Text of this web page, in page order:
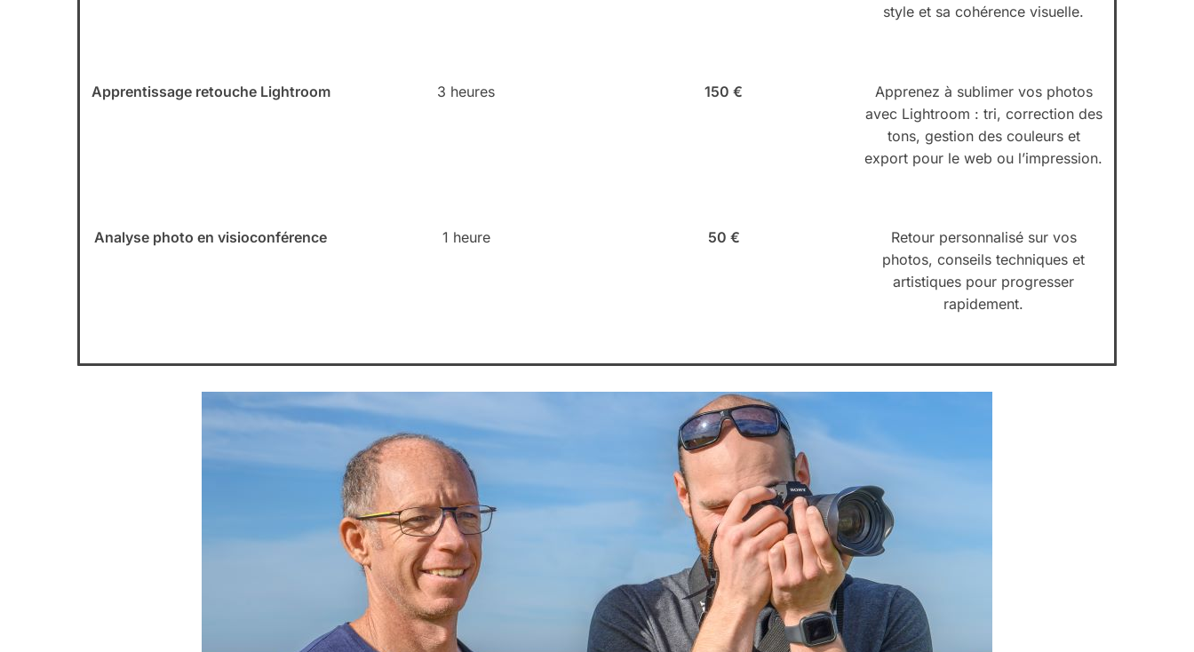
style et sa cohérence visuelle.
Apprentissage retouche Lightroom 3 heures 150 €
Apprenez à sublimer vos photos
avec Lightroom : tri, correction des
tons, gestion des couleurs et
export pour le web ou l’impression.
Analyse photo en visioconférence 1 heure 50 €
Retour personnalisé sur vos
photos, conseils techniques et
artistiques pour progresser
rapidement.